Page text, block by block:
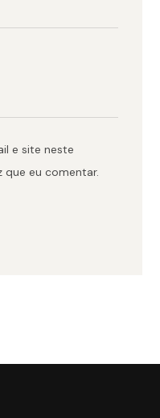
e site neste
que eu comentar.